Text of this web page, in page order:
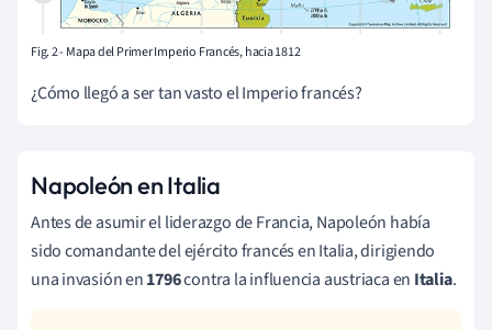
Fig. 2 - Mapa del Primer Imperio Francés, hacia 1812
¿Cómo llegó a ser tan vasto el Imperio francés?
Napoleón en Italia
Antes de asumir el liderazgo de Francia, Napoleón había
sido comandante del ejército francés en Italia, dirigiendo
una invasión en1796contra la influencia austriaca en Italia.